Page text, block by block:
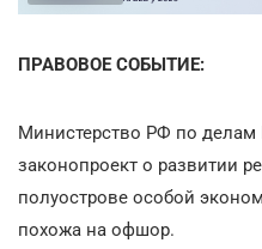
ПРАВОВОЕ СОБЫТИЕ:
Министерство РФ по
законопроект о развитии
полуострове особой
похожа на офшор.